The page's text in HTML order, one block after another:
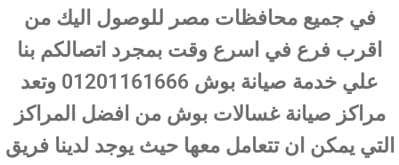
في جميع محافظات مصر للوصول اليك من
اقرب فرع في اسرع وقت بمجرد اتصالكم بنا
علي خدمة صيانة بوش 01201161666 وتعد
مراكز صيانة غسالات بوش من افضل المراكز
التي يمكن ان تتعامل معها حيث يوجد لدينا فريق